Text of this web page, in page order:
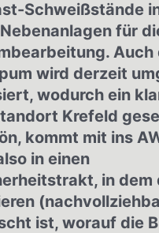
Schweißstände
für
Auch
wird derzeit
wodurch ein
Krefeld
kommt mit ins
in einen
in dem
ist, worauf die